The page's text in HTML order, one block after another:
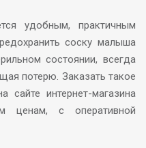
удобным, практичным
соску малыша
состоянии, всегда
потерю. Заказать такое
сайте интернет-магазина
ценам, с оперативной